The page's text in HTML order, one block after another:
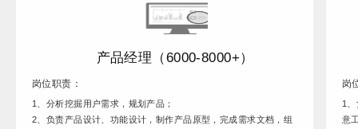
产品经理（6000-8000+）
岗位职责：
1、分析挖掘用户需求，规划产品；
2、负责产品设计、功能设计，制作产品原型，完成需求文档，组
岗
1
意